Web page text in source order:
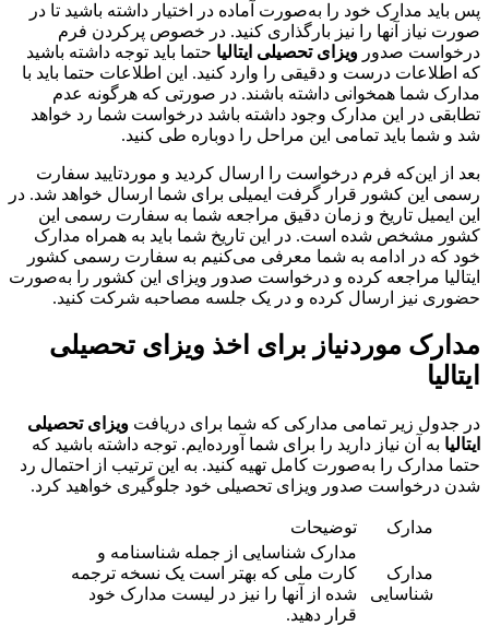
پس باید مدارک خود را به‌صورت آماده در اختیار داشته باشید تا در
صورت نیاز آنها را نیز بارگذاری کنید. در خصوص پرکردن فرم
درخواست صدور ویزای تحصیلی ایتالیا حتما باید توجه داشته باشید
که اطلاعات درست و دقیقی را وارد کنید. این اطلاعات حتما باید با
مدارک شما همخوانی داشته باشند. در صورتی که هرگونه عدم
تطابقی در این مدارک وجود داشته باشد درخواست شما رد خواهد
شد و شما باید تمامی این مراحل را دوباره طی کنید.
بعد از این‌که فرم درخواست را ارسال کردید و موردتایید سفارت
رسمی این کشور قرار گرفت ایمیلی برای شما ارسال خواهد شد. در
این ایمیل تاریخ و زمان دقیق مراجعه شما به سفارت رسمی این
کشور مشخص شده است. در این تاریخ شما باید به همراه مدارک
خود که در ادامه به شما معرفی می‌کنیم به سفارت رسمی کشور
ایتالیا مراجعه کرده و درخواست صدور ویزای این کشور را به‌صورت
حضوری نیز ارسال کرده و در یک جلسه مصاحبه شرکت کنید.
مدارک موردنیاز برای اخذ ویزای تحصیلی
ایتالیا
در جدول زیر تمامی مدارکی که شما برای دریافت ویزای تحصیلی
ایتالیا به آن نیاز دارید را برای شما آورده‌ایم. توجه داشته باشید که
حتما مدارک را به‌صورت کامل تهیه کنید. به این ترتیب از احتمال رد
شدن درخواست صدور ویزای تحصیلی خود جلوگیری خواهید کرد.
مدارک توضیحات
مدارک
شناسایی
مدارک شناسایی از جمله شناسنامه و
کارت ملی که بهتر است یک نسخه ترجمه
شده از آنها را نیز در لیست مدارک خود
قرار دهید.